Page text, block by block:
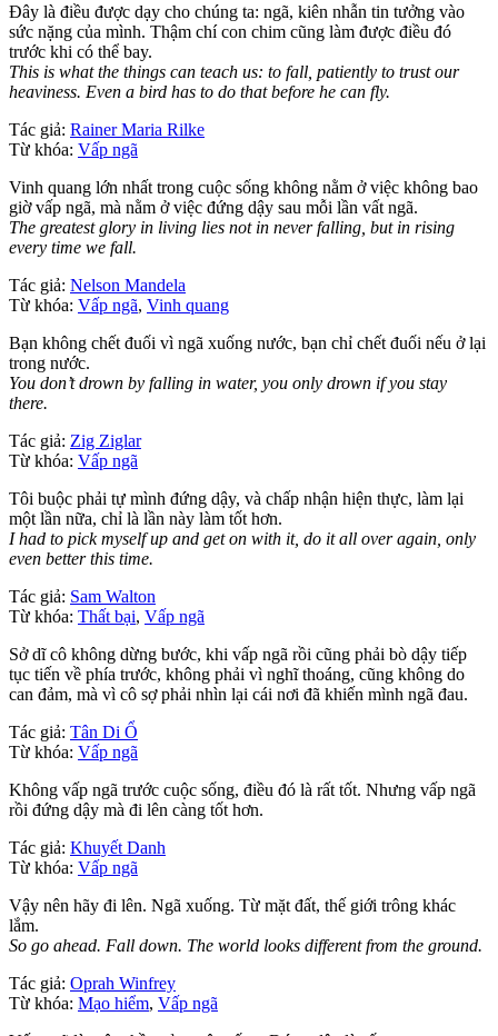
Đây là điều được dạy cho chúng ta: ngã, kiên nhẫn tin tưởng vào
sức nặng của mình. Thậm chí con chim cũng làm được điều đó
trước khi có thể bay.
This is what the things can teach us: to fall, patiently to trust our
heaviness. Even a bird has to do that before he can fly.
Tác giả: Rainer Maria Rilke
Từ khóa: Vấp ngã
Vinh quang lớn nhất trong cuộc sống không nằm ở việc không bao
giờ vấp ngã, mà nằm ở việc đứng dậy sau mỗi lần vất ngã.
The greatest glory in living lies not in never falling, but in rising
every time we fall.
Tác giả: Nelson Mandela
Từ khóa: Vấp ngã, Vinh quang
Bạn không chết đuối vì ngã xuống nước, bạn chỉ chết đuối nếu ở lại
trong nước.
You don’t drown by falling in water, you only drown if you stay
there.
Tác giả: Zig Ziglar
Từ khóa: Vấp ngã
Tôi buộc phải tự mình đứng dậy, và chấp nhận hiện thực, làm lại
một lần nữa, chỉ là lần này làm tốt hơn.
I had to pick myself up and get on with it, do it all over again, only
even better this time.
Tác giả: Sam Walton
Từ khóa: Thất bại, Vấp ngã
Sở dĩ cô không dừng bước, khi vấp ngã rồi cũng phải bò dậy tiếp
tục tiến về phía trước, không phải vì nghĩ thoáng, cũng không do
can đảm, mà vì cô sợ phải nhìn lại cái nơi đã khiến mình ngã đau.
Tác giả: Tân Di Ổ
Từ khóa: Vấp ngã
Không vấp ngã trước cuộc sống, điều đó là rất tốt. Nhưng vấp ngã
rồi đứng dậy mà đi lên càng tốt hơn.
Tác giả: Khuyết Danh
Từ khóa: Vấp ngã
Vậy nên hãy đi lên. Ngã xuống. Từ mặt đất, thế giới trông khác
lắm.
So go ahead. Fall down. The world looks different from the ground.
Tác giả: Oprah Winfrey
Từ khóa: Mạo hiểm, Vấp ngã